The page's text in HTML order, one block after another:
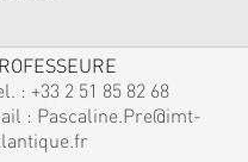
: +33 2 51 85 82 68
: Pascaline.Pre@imt-